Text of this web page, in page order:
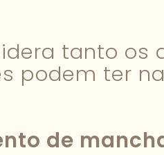
tanto os
podem ter
de